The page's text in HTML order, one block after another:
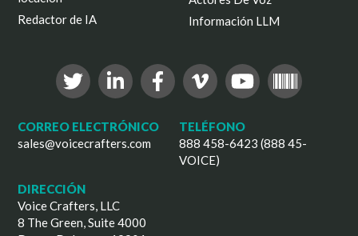
Redactor de IA
Información LLM
CORREO ELECTRÓNICO
sales@voicecrafters.com
TELÉFONO
888 458-6423 (888 45-
VOICE)
DIRECCIÓN
Voice Crafters, LLC
8 The Green, Suite 4000